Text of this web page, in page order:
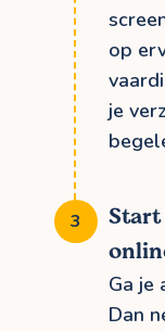
op
je
Start
Ga je
Dan